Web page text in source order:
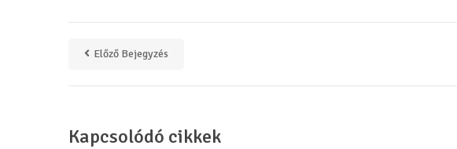
Előző Bejegyzés
Kapcsolódó cikkek